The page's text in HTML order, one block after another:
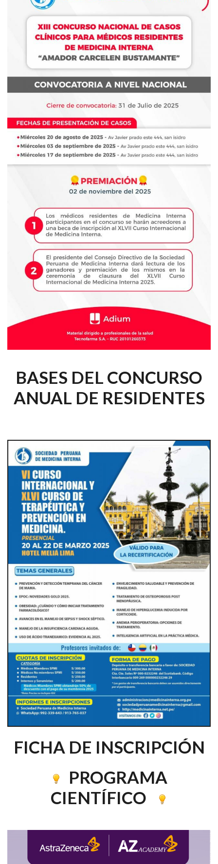
BASES DEL CONCURSO
ANUAL DE RESIDENTES
FICHA DE INSCRIPCIÓN
PROGRAMA
CIENTÍFICO